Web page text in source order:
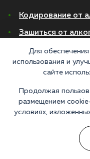
Кодирование от
Зашиться от
Кодирование
Вивитрол
Вывод из запоя в
Для
использования и
сайте
Продолжая
размещением
условиях,